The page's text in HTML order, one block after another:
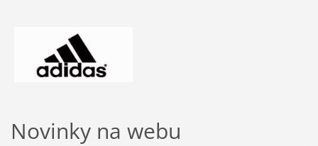
Novinky na webu